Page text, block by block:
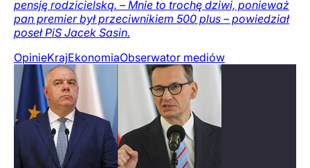
pensję rodzicielską. – Mnie to trochę dziwi, ponieważ
pan premier był przeciwnikiem 500 plus – powiedział
poseł PiS Jacek Sasin.
OpinieKrajEkonomiaObserwator mediów